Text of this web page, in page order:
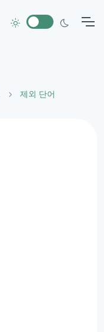
제외 단어